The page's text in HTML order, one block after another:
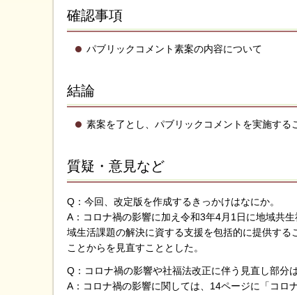
確認事項
パブリックコメント素案の内容について
結論
素案を了とし、パブリックコメントを実施する
質疑・意見など
Q：今回、改定版を作成するきっかけはなにか。
A：コロナ禍の影響に加え令和3年4月1日に地域共
域生活課題の解決に資する支援を包括的に提供す
ことからを見直すこととした。
Q：コロナ禍の影響や社福法改正に伴う見直し部分は
A：コロナ禍の影響に関しては、14ページに「コロ